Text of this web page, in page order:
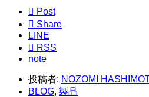
 Post
 Share
LINE
 RSS
note
投稿者: NOZOMI
BLOG, 製品